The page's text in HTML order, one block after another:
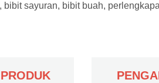
sayuran, bibit buah,